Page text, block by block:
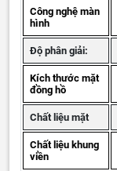
Công nghệ màn
hình
Độ phân giải:
Kích thước mặt
đồng hồ
Chất liệu mặt
Chất liệu khung
viền